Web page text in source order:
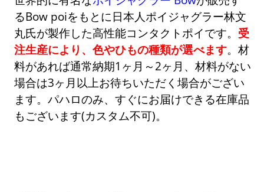
るBow poiをもとに日本人ポイジャグラー林文
丸氏が製作した高性能コンタクトポイです。 受
注生産により、色やひもの種類が選べます。材
料があれば通常納期1ヶ月～2ヶ月、材料がない
場合は3ヶ月以上お待ちいただく場合がござい
ます。パハロのみ、すぐにお届けできる在庫品
もございます(カスタム不可)。